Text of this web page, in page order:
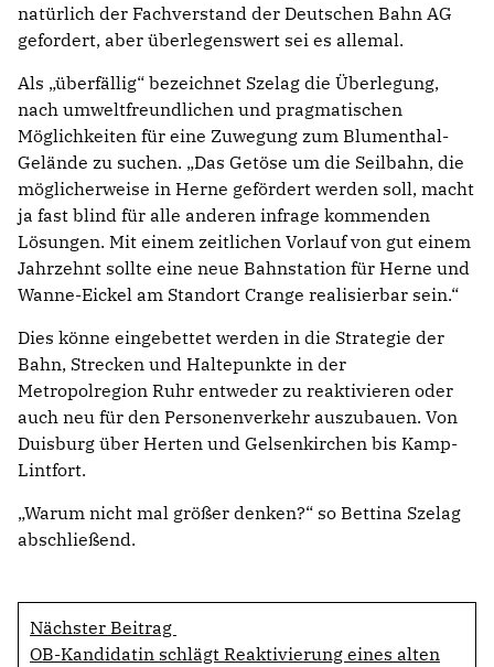
natürlich der Fachverstand der Deutschen Bahn AG
gefordert, aber überlegenswert sei es allemal.
Als „überfällig“ bezeichnet Szelag die Überlegung,
nach umweltfreundlichen und pragmatischen
Möglichkeiten für eine Zuwegung zum Blumenthal-
Gelände zu suchen. „Das Getöse um die Seilbahn, die
möglicherweise in Herne gefördert werden soll, macht
ja fast blind für alle anderen infrage kommenden
Lösungen. Mit einem zeitlichen Vorlauf von gut einem
Jahrzehnt sollte eine neue Bahnstation für Herne und
Wanne-Eickel am Standort Crange realisierbar sein.“
Dies könne eingebettet werden in die Strategie der
Bahn, Strecken und Haltepunkte in der
Metropolregion Ruhr entweder zu reaktivieren oder
auch neu für den Personenverkehr auszubauen. Von
Duisburg über Herten und Gelsenkirchen bis Kamp-
Lintfort.
Warum nicht mal größer denken?“ so Bettina Szelag
abschließend.
Nächster Beitrag
OB-Kandidatin schlägt Reaktivierung eines alten